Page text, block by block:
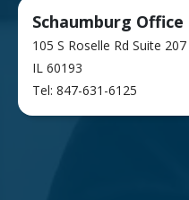
Schaumburg Office
105 S Roselle Rd Suite 207
IL 60193
Tel: 847-631-6125